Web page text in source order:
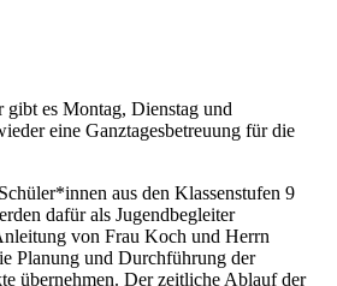
es Montag, Dienstag und
eine Ganztagesbetreuung für die
aus den Klassenstufen 9
dafür als Jugendbegleiter
von Frau Koch und Herrn
Planung und Durchführung der
übernehmen. Der zeitliche Ablauf der